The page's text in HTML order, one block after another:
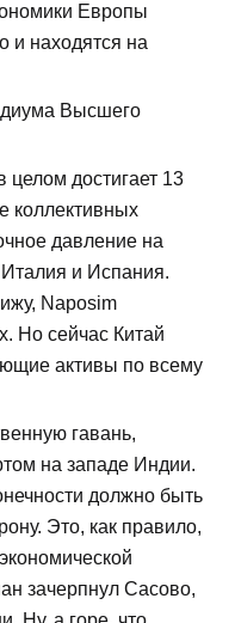
Европы
и находятся на
Высшего
достигает 13
коллективных
давление на
Италия и Испания.
Naposim
Но сейчас Китай
активы по всему
гавань,
на западе Индии.
должно быть
Это, как правило,
зачерпнул Сасово,